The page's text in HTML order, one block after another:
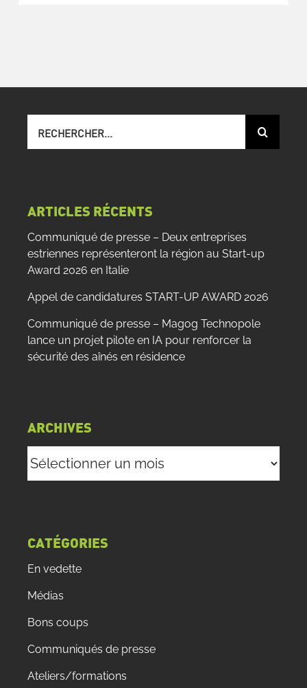
sur
ARTICLES RÉCENTS
Communiqué de presse – Deux entreprises
estriennes représenteront la région au Start-up
Award 2026 en Italie
Appel de candidatures START-UP AWARD 2026
Communiqué de presse – Magog Technopole
lance un projet pilote en IA pour renforcer la
sécurité des aînés en résidence
ARCHIVES
CATÉGORIES
En vedette
Médias
Bons coups
Communiqués de presse
Ateliers/formations